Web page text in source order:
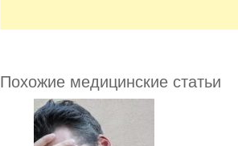
Похожие медицинские статьи